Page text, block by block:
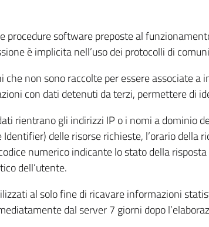
procedure software preposte al
è implicita nell’uso dei protocolli di
non sono raccolte per essere associate
con dati detenuti da terzi, permettere di
rientrano gli indirizzi IP o i nomi a
Identifier) delle risorse richieste, l’orario
numerico indicante lo stato della
dell’utente.
al solo fine di ricavare informazioni
dal server 7 giorni dopo